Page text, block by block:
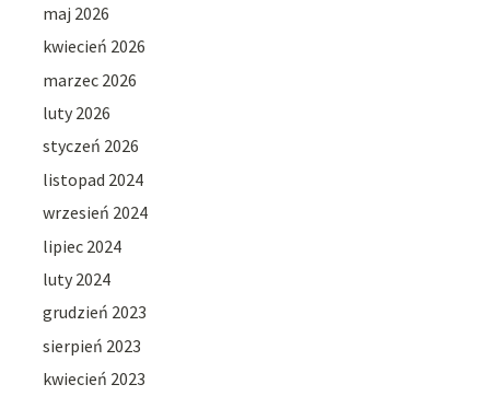
maj 2026
kwiecień 2026
marzec 2026
luty 2026
styczeń 2026
listopad 2024
wrzesień 2024
lipiec 2024
luty 2024
grudzień 2023
sierpień 2023
kwiecień 2023